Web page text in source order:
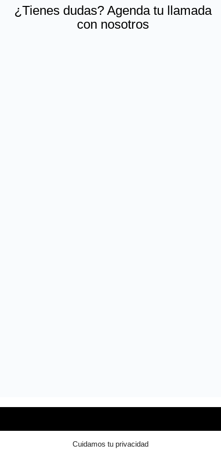
Cuidamos tu privacidad
¿Tienes dudas? Agenda tu llamada
con nosotros